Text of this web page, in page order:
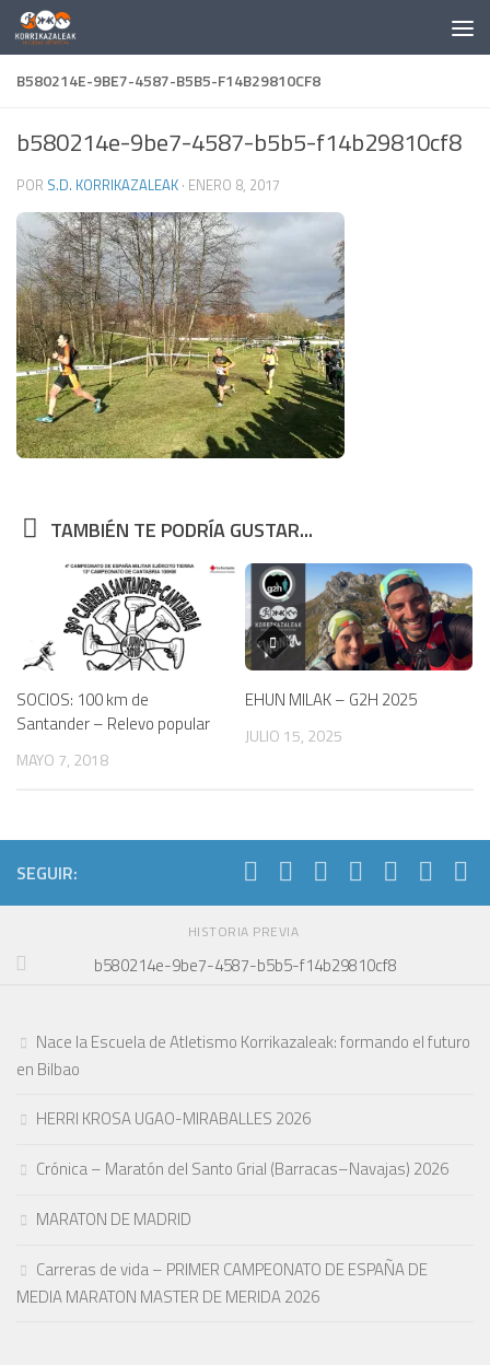
Saltar al contenido
B580214E-9BE7-4587-B5B5-F14B29810CF8
b580214e-9be7-4587-b5b5-f14b29810cf8
POR S.D. KORRIKAZALEAK · ENERO 8, 2017
TAMBIÉN TE PODRÍA GUSTAR...
SOCIOS: 100 km de
Santander – Relevo popular
MAYO 7, 2018
EHUN MILAK – G2H 2025
JULIO 15, 2025
SEGUIR:
HISTORIA PREVIA
b580214e-9be7-4587-b5b5-f14b29810cf8
Nace la Escuela de Atletismo Korrikazaleak: formando el futuro
en Bilbao
HERRI KROSA UGAO-MIRABALLES 2026
Crónica – Maratón del Santo Grial (Barracas–Navajas) 2026
MARATON DE MADRID
Carreras de vida – PRIMER CAMPEONATO DE ESPAÑA DE
MEDIA MARATON MASTER DE MERIDA 2026